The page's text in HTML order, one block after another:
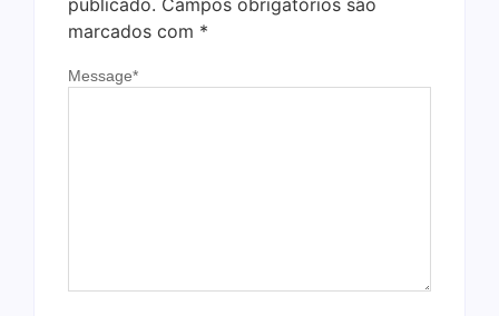
marcados com *
Message*